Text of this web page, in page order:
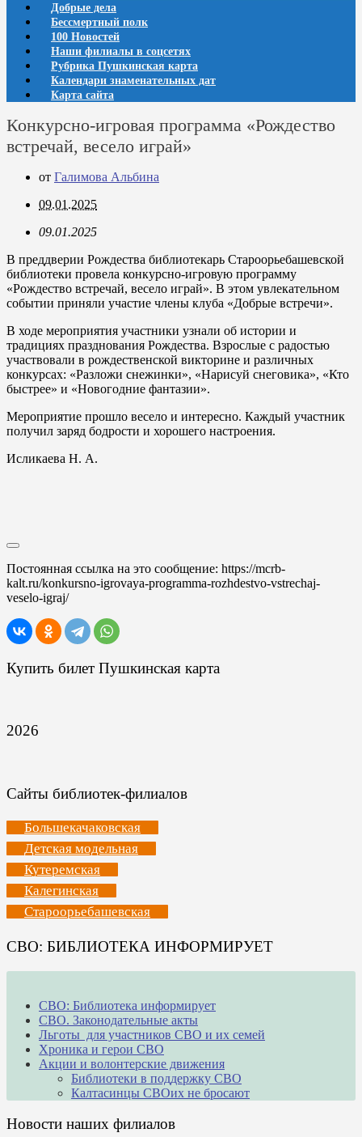
Добрые дела
Бессмертный полк
100 Новостей
Наши филиалы в соцсетях
Рубрика Пушкинская карта
Календари знаменательных дат
Карта сайта
Конкурсно-игровая программа «Рождество
встречай, весело играй»
от Галимова Альбина
09.01.2025
09.01.2025
В преддверии Рождества библиотекарь Староорьебашевской
библиотеки провела конкурсно-игровую программу
«Рождество встречай, весело играй». В этом увлекательном
событии приняли участие члены клуба «Добрые встречи».
В ходе мероприятия участники узнали об истории и
традициях празднования Рождества. Взрослые с радостью
участвовали в рождественской викторине и различных
конкурсах: «Разложи снежинки», «Нарисуй снеговика», «Кто
быстрее» и «Новогодние фантазии».
Мероприятие прошло весело и интересно. Каждый участник
получил заряд бодрости и хорошего настроения.
Исликаева Н. А.
Постоянная ссылка на это сообщение: https://mcrb-
kalt.ru/konkursno-igrovaya-programma-rozhdestvo-vstrechaj-
veselo-igraj/
Купить билет Пушкинская карта
2026
Сайты библиотек-филиалов
Большекачаковская
Детская модельная
Кутеремская
Калегинская
Староорьебашевская
СВО: БИБЛИОТЕКА ИНФОРМИРУЕТ
СВО: Библиотека информирует
СВО. Законодательные акты
Льготы для участников СВО и их семей
Хроника и герои СВО
Акции и волонтерские движения
Библиотеки в поддержку СВО
Калтасинцы СВОих не бросают
Новости наших филиалов